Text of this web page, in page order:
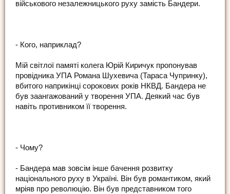
військового незалежницького руху замість Бандери.
- Кого, наприклад?
Мій світлої памяті колега Юрій Киричук пропонував
провідника УПА Романа Шухевича (Тараса Чупринку),
вбитого наприкінці сорокових років НКВД. Бандера не
був заангажований у творення УПА. Деякий час був
навіть противником її творення.
- Чому?
- Бандера мав зовсім інше бачення розвитку
національного руху в Україні. Він був романтиком, який
мріяв про революцію. Він був представником того